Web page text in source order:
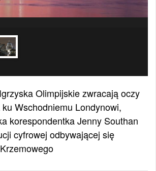
Olimpijskie zwracają oczy
ku Wschodniemu Londynowi,
korespondentka Jenny Southan
cyfrowej odbywającej się